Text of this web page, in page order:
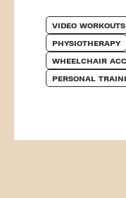
VIDEO WORKOUTS
PHYSIOTHERAPY
WHEELCHAIR
PERSONAL